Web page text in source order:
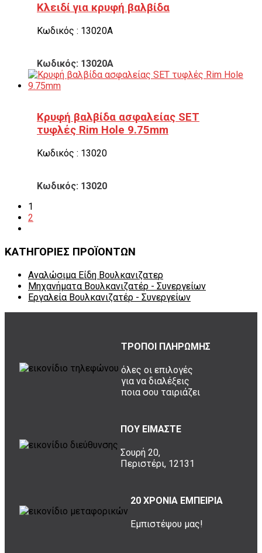
Κλειδί για κρυφή βαλβίδα
Κωδικός : 13020Α
Κωδικός: 13020Α
Κρυφή βαλβίδα ασφαλείας SET
τυφλές Rim Hole 9.75mm
Κωδικός : 13020
Κωδικός: 13020
1
2
ΚΑΤΗΓΟΡΙΕΣ ΠΡΟΪΟΝΤΩΝ
Αναλώσιμα Είδη Βουλκανιζατερ
Μηχανήματα Βουλκανιζατέρ - Συνεργείων
Εργαλεία Βουλκανιζατέρ - Συνεργείων
ΤΡΟΠΟΙ ΠΛΗΡΩΜΗΣ
όλες οι επιλογές
για να διαλέξεις
ποια σου ταιριάζει
ΠΟΥ ΕΙΜΑΣΤΕ
Σουρή 20,
Περιστέρι, 12131
20 ΧΡΟΝΙΑ ΕΜΠΕΙΡΙΑ
Εμπιστέψου μας!